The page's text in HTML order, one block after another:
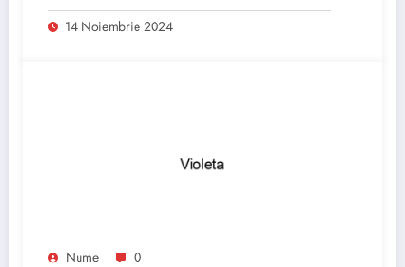
14 Noiembrie 2024
Nume 0